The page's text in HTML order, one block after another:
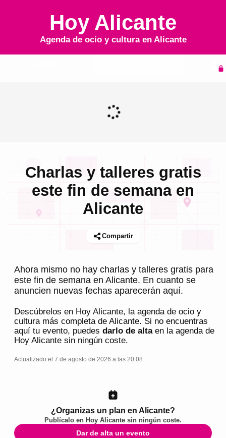
Hoy Alicante
Agenda de ocio y cultura en Alicante
Charlas y talleres gratis
este fin de semana en
Alicante
Compartir
Ahora mismo no hay charlas y talleres gratis para
este fin de semana en Alicante. En cuanto se
anuncien nuevas fechas aparecerán aquí.
Descúbrelos en Hoy Alicante, la agenda de ocio y
cultura más completa de Alicante. Si no encuentras
aquí tu evento, puedes darlo de altaen la agenda de
Hoy Alicante sin ningún coste.
Actualizado el 7 de agosto de 2026 a las 20:08
¿Organizas un plan en Alicante?
Publícalo en Hoy Alicante sin ningún coste.
Dar de alta un evento